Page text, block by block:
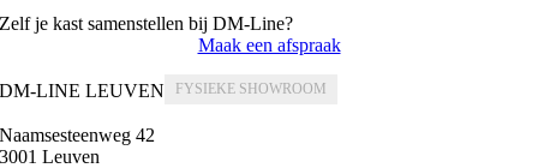
Zelf je kast samenstellen bij DM-Line?
Maak een afspraak
DM-LINE LEUVEN
Naamsesteenweg 42
3001 Leuven